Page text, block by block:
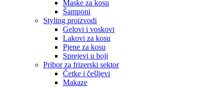
Maske za kosu
Šamponi
Styling proizvodi
Gelovi i voskovi
Lakovi za kosu
Pjene za kosu
Sprejevi u boji
Pribor za frizerski sektor
Četke i češljevi
Makaze